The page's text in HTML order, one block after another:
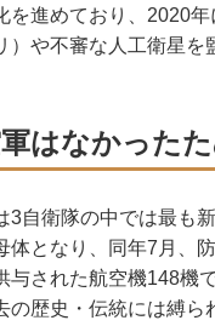
を進めており、2020
）や不審な人工衛星を
軍はなかった
自衛隊の中では最も
体となり、同年7月、
与された航空機148機
の歴史・伝統には縛